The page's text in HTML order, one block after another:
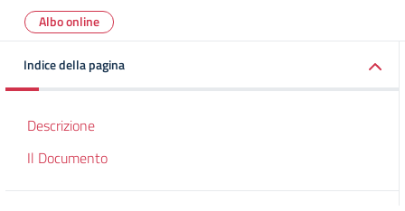
Albo online
Indice della pagina
Descrizione
Il Documento